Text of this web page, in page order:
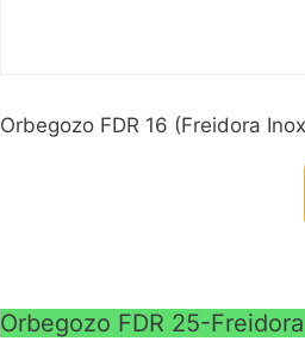
Orbegozo FDR 16 (Freidora
Orbegozo FDR 25-